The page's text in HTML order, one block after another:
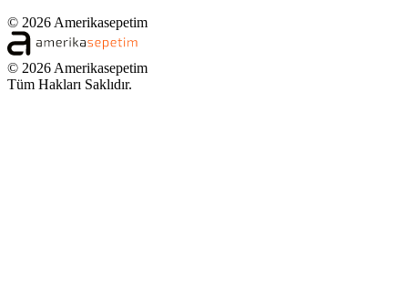
© 2026 Amerikasepetim
© 2026 Amerikasepetim
Tüm Hakları Saklıdır.